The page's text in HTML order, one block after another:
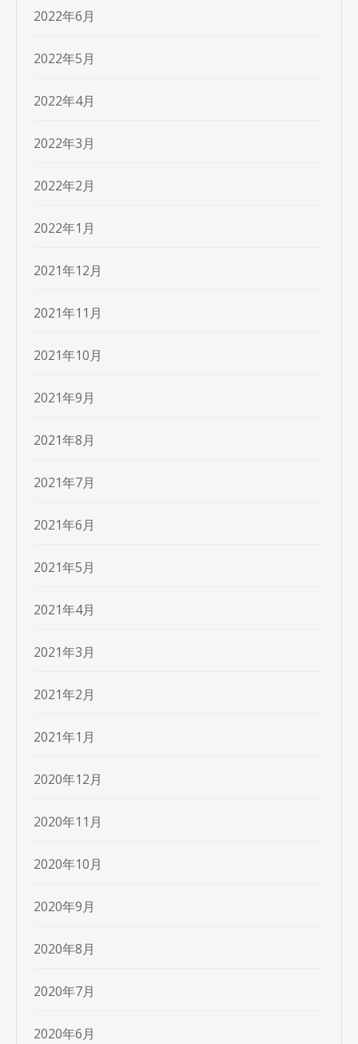
2022年6月
2022年5月
2022年4月
2022年3月
2022年2月
2022年1月
2021年12月
2021年11月
2021年10月
2021年9月
2021年8月
2021年7月
2021年6月
2021年5月
2021年4月
2021年3月
2021年2月
2021年1月
2020年12月
2020年11月
2020年10月
2020年9月
2020年8月
2020年7月
2020年6月